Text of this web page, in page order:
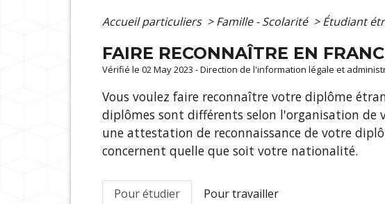
Accueil particuliers > Famille - Scolarité > Étudiant
FAIRE RECONNAÎTRE EN
Vérifié le 02 May 2023 - Direction de l'information légale et
Vous voulez faire reconnaître votre diplôme
diplômes sont différents selon l'organisation de
une attestation de reconnaissance de votre
concernent quelle que soit votre nationalité.
Pour étudier Pour travailler